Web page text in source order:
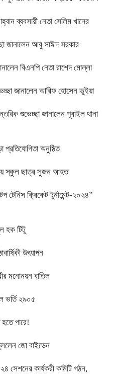
ব্যবসায়ী নেতা সেলিম খানের
জানালেন আবু সাঈদ সরকার
বিএনপি নেতা রাশেদ মোল্লা
জানালেন আরিফ হোসেন ভূইয়া
শুভেচ্ছা জানালেন পূবাইল থানা
প্রতিযোগিতা অনুষ্ঠিত
স্কুল ছাত্র সুজন আহত
টেনিস ক্রিকেট টুর্নামেন্ট-২০২৪”
হক টিটু
উৎযাপন
মনোনয়ন বাতিল
ভর্তি ২৯০৫
পারে!
জো বাইডেন
সেশনের কার্যকরী কমিটি গঠন,